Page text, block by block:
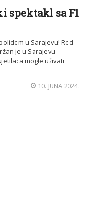
spektakl sa F1
u Sarajevu! Red
je u Sarajevu
mogle uživati
10. JUNA 2024.